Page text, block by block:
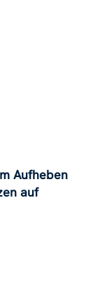
Aufheben
auf